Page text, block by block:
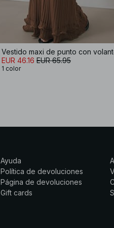
EUR 46.16 EUR 65.95
1 color
Ayuda
Política de devoluciones
Página de devoluciones
Gift cards